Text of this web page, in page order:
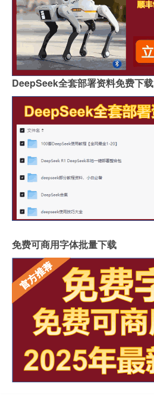
DeepSeek全套部署资料免费下载
免费可商用字体批量下载